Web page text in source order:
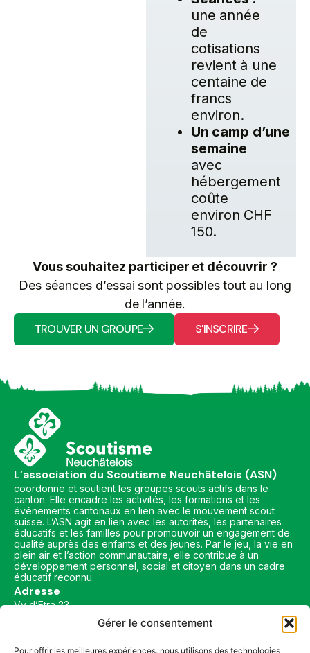
Gérer le consentement
Pour offrir les meilleures expériences, nous utilisons des technologies
une année
de
cotisations
revient à une
centaine de
francs
environ.
Un camp d’une
semaine
avec
hébergement
coûte
environ CHF
150.
Vous souhaitez participer et découvrir ?
Des séances d’essai sont possibles tout au long
de l’année.
TROUVER UN GROUPE
S'INSCRIRE
L’association du Scoutisme Neuchâtelois (ASN)
coordonne et soutient les groupes scouts actifs dans le
canton. Elle encadre les activités, les formations et les
événements cantonaux en lien avec le mouvement scout
suisse. L’ASN agit en lien avec les autorités, les partenaires
éducatifs et les familles pour promouvoir un engagement de
qualité auprès des enfants et des jeunes. Par le jeu, la vie en
plein air et l’action communautaire, elle contribue à un
développement personnel, social et citoyen dans un cadre
éducatif reconnu.
Adresse
Vy d’Etra 23
Nos sponsors